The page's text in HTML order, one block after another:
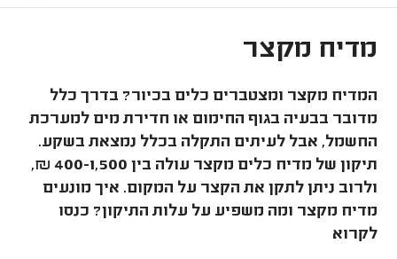
מדיח מקצר
המדיח מקצר ומצטברים כלים בכיור? בדרך כלל
מדובר בבעיה בגוף החימום או חדירת מים למערכת
החשמל, אבל לעיתים התקלה בכלל נמצאת בשקע.
תיקון של מדיח כלים מקצר עולה בין 400-1,500 ₪,
ולרוב ניתן לתקן את הקצר על המקום. איך מונעים
מדיח מקצר ומה משפיע על עלות התיקון? כנסו
לקרוא